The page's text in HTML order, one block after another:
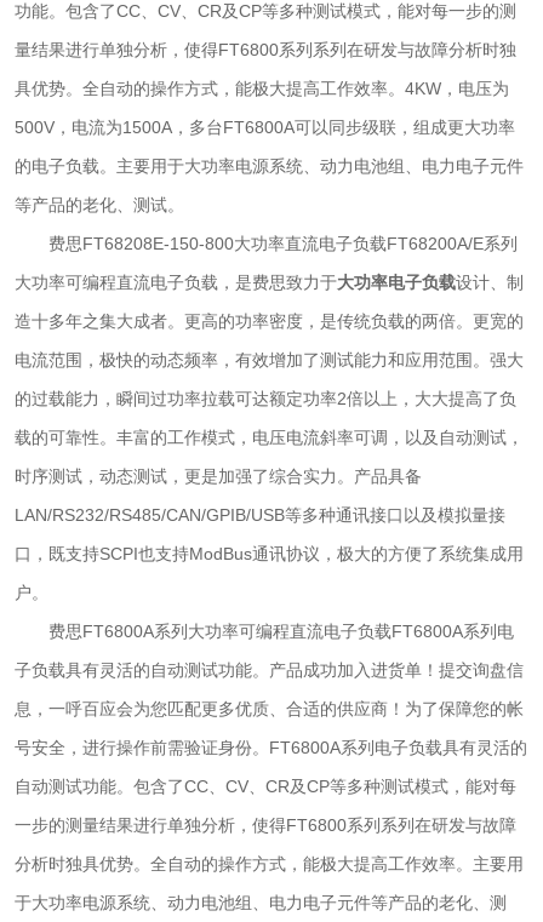
功能。包含了CC、CV、CR及CP等多种测试模式，能对每一步的测
量结果进行单独分析，使得FT6800系列系列在研发与故障分析时独
具优势。全自动的操作方式，能极大提高工作效率。4KW，电压为
500V，电流为1500A，多台FT6800A可以同步级联，组成更大功率
的电子负载。主要用于大功率电源系统、动力电池组、电力电子元件
等产品的老化、测试。
费思FT68208E-150-800大功率直流电子负载FT68200A/E系列
大功率可编程直流电子负载，是费思致力于大功率电子负载设计、制
造十多年之集大成者。更高的功率密度，是传统负载的两倍。更宽的
电流范围，极快的动态频率，有效增加了测试能力和应用范围。强大
的过载能力，瞬间过功率拉载可达额定功率2倍以上，大大提高了负
载的可靠性。丰富的工作模式，电压电流斜率可调，以及自动测试，
时序测试，动态测试，更是加强了综合实力。产品具备
LAN/RS232/RS485/CAN/GPIB/USB等多种通讯接口以及模拟量接
口，既支持SCPI也支持ModBus通讯协议，极大的方便了系统集成用
户。
费思FT6800A系列大功率可编程直流电子负载FT6800A系列电
子负载具有灵活的自动测试功能。产品成功加入进货单！提交询盘信
息，一呼百应会为您匹配更多优质、合适的供应商！为了保障您的帐
号安全，进行操作前需验证身份。FT6800A系列电子负载具有灵活的
自动测试功能。包含了CC、CV、CR及CP等多种测试模式，能对每
一步的测量结果进行单独分析，使得FT6800系列系列在研发与故障
分析时独具优势。全自动的操作方式，能极大提高工作效率。主要用
于大功率电源系统、动力电池组、电力电子元件等产品的老化、测